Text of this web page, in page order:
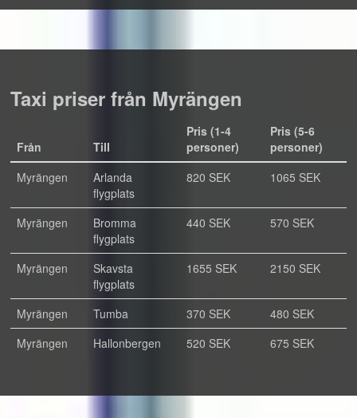
Taxi priser från Myrängen
Från Till
Pris (1-4
personer)
Pris (5-6
personer)
Myrängen
Arlanda
flygplats
820 SEK 1065 SEK
Myrängen
Bromma
flygplats
440 SEK 570 SEK
Myrängen
Skavsta
flygplats
1655 SEK 2150 SEK
Myrängen Tumba 370 SEK
480 SEK
Myrängen
Hallonbergen 520 SEK 675 SEK